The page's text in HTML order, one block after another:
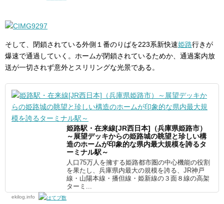
そして、閉鎖されている外側１番のりばを223系新快速姫路行きが
爆速で通過していく。ホームが閉鎖されているためか、通過案内放
送が一切されず意外とスリリングな光景である。
姫路駅・在来線[JR西日本]（兵庫県姫路市）
～展望デッキからの姫路城の眺望と珍しい構
造のホームが印象的な県内最大規模を誇るタ
ーミナル駅～
人口75万人を擁する姫路都市圏の中心機能の役割
を果たし、兵庫県内最大の規模を誇る、JR神戸
線・山陽本線・播但線・姫新線の３面８線の高架
ターミ...
ekilog.info